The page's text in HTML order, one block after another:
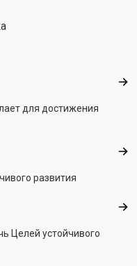
Об
для достижения
развития
Целей устойчивого